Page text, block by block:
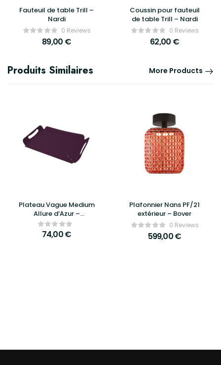
Fauteuil de table Trill –
Nardi
0 Reviews
89,00 €
Coussin pour fauteuil
de table Trill – Nardi
0 Reviews
62,00 €
Produits Similaires More Products
Plateau Vague Medium
Allure d’Azur –
Élégance, praticité et
design raffiné
74,00€
Plafonnier Nans PF/21
extérieur – Bover
0 Reviews
599,00€